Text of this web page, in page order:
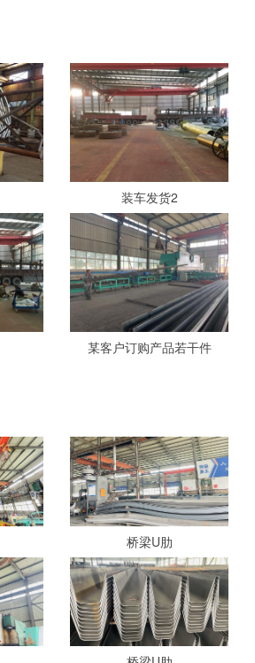
装车发货2
某客户订购产品若干件
桥梁U肋